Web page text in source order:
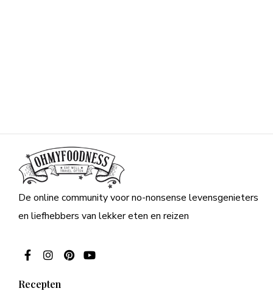
De online community voor no-nonsense levensgenieters
en liefhebbers van lekker eten en reizen
Recepten